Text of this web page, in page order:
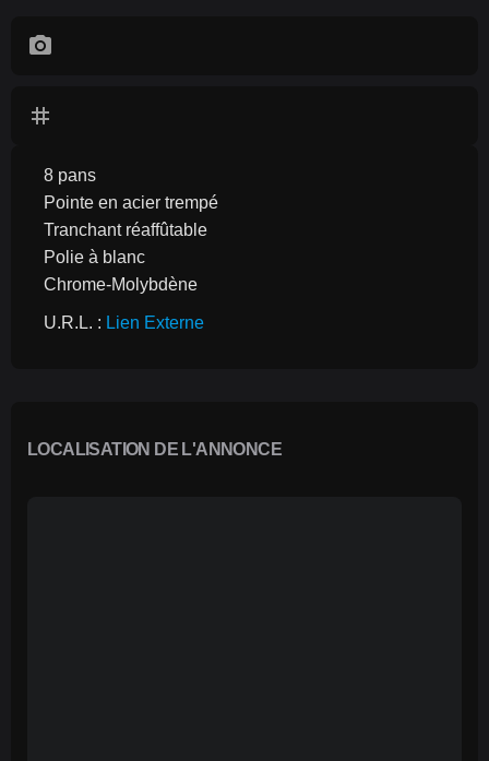
photo_camera
tag
8 pans
Pointe en acier trempé
Tranchant réaffûtable
Polie à blanc
Chrome-Molybdène
U.R.L. : Lien Externe
LOCALISATION DE L'ANNONCE